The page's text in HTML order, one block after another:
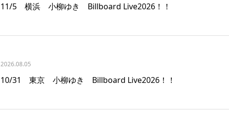
11/5 横浜 小柳ゆき Billboard Live2026！！
2026.08.05
10/31 東京 小柳ゆき Billboard Live2026！！